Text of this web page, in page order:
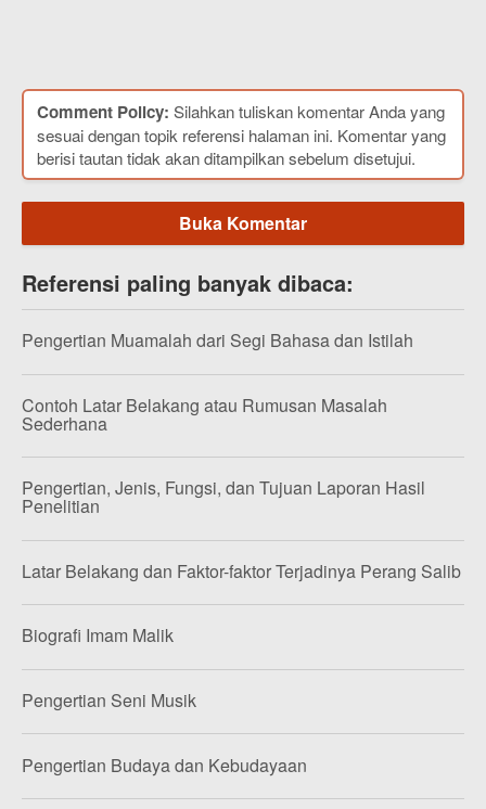
Comment Policy: Silahkan tuliskan komentar Anda yang
sesuai dengan topik referensi halaman ini. Komentar yang
berisi tautan tidak akan ditampilkan sebelum disetujui.
Buka Komentar
Referensi paling banyak dibaca:
Pengertian Muamalah dari Segi Bahasa dan Istilah
Contoh Latar Belakang atau Rumusan Masalah
Sederhana
Pengertian, Jenis, Fungsi, dan Tujuan Laporan Hasil
Penelitian
Latar Belakang dan Faktor-faktor Terjadinya Perang Salib
Biografi Imam Malik
Pengertian Seni Musik
Pengertian Budaya dan Kebudayaan